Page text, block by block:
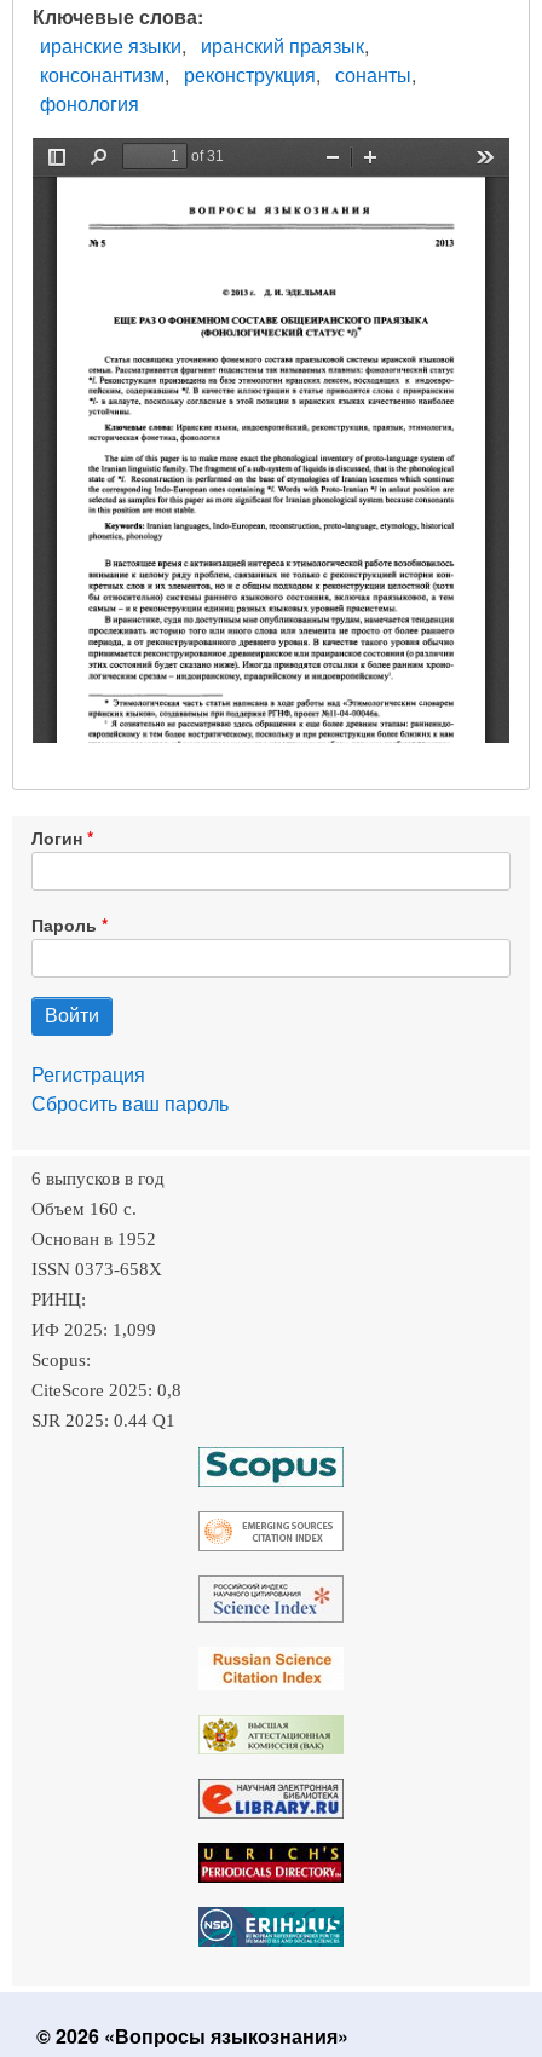
Ключевые слова
иранские языки
иранский праязык
консонантизм
реконструкция
сонанты
фонология
Логин
Пароль
Регистрация
Сбросить ваш пароль
6 выпусков в год
Объем 160 c.
Основан в 1952
ISSN 0373-658X
РИНЦ:
ИФ 2025: 1,099
Scopus:
CiteScore 2025: 0,8
SJR 2025: 0.44 Q1
© 2026 «Вопросы языкознания»